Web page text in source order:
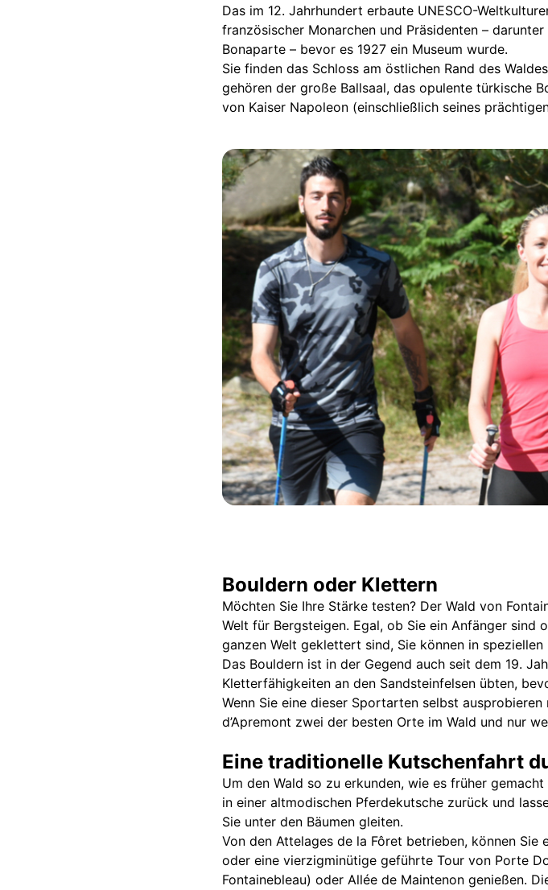
Das im 12. Jahrhundert erbaute UNESCO-
französischer Monarchen und Präsidenten –
Bonaparte – bevor es 1927 ein Museum wurde.
Sie finden das Schloss am östlichen Rand des
gehören der große Ballsaal, das opulente türkische
von Kaiser Napoleon (einschließlich seines
Bouldern oder Klettern
Möchten Sie Ihre Stärke testen? Der Wald von
Welt für Bergsteigen. Egal, ob Sie ein Anfänger sind
ganzen Welt geklettert sind, Sie können in
Das Bouldern ist in der Gegend auch seit dem 19.
Kletterfähigkeiten an den Sandsteinfelsen übten,
Wenn Sie eine dieser Sportarten selbst
d’Apremont zwei der besten Orte im Wald und nur
Eine traditionelle Kutschenfahrt
Um den Wald so zu erkunden, wie es früher
in einer altmodischen Pferdekutsche zurück und
Sie unter den Bäumen gleiten.
Von den Attelages de la Fôret betrieben, können
oder eine vierzigminütige geführte Tour von Porte
Fontainebleau) oder Allée de Maintenon genießen.